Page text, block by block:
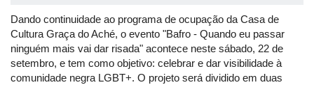
Dando continuidade ao programa de ocupação da Casa de
Cultura Graça do Aché, o evento "Bafro - Quando eu passar
ninguém mais vai dar risada" acontece neste sábado, 22 de
setembro, e tem como objetivo: celebrar e dar visibilidade à
comunidade negra LGBT+. O projeto será dividido em duas